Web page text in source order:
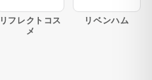
リフレクトコス
メ
リベンハム